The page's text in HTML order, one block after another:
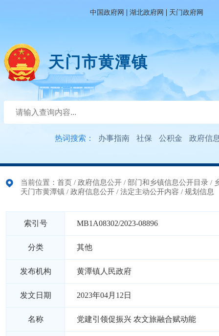
中国政府网 | 湖北政府网 | 天门政府网
天门市黄潭镇
热词搜索： 办事指南 社保 公积金 政府信
当前位置： 首页 / 政府信息公开 / 部门和乡镇信息公开目录 /
天门市黄潭镇 / 政府信息公开 / 法定主动公开内容 / 规划信息
索引号 MB1A08302/2023-08896
分类 其他
发布机构 黄潭镇人民政府
发文日期 2023年04月12日
名称 党建引领促振兴 农文旅融合赋动能